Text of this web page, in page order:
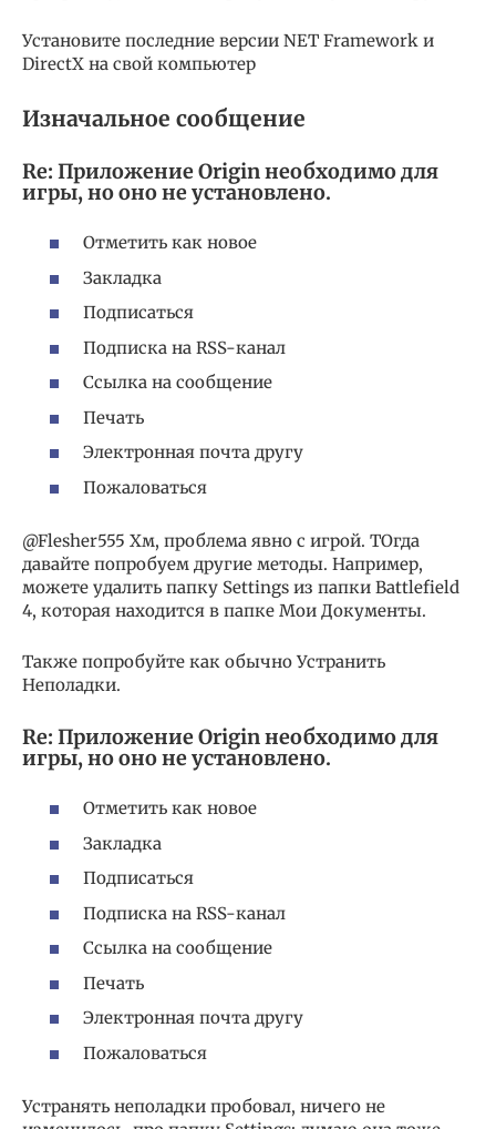
Установите последние версии NET Framework и
DirectX на свой компьютер
Изначальное сообщение
Re: Приложение Origin необходимо для
игры, но оно не установлено.
Отметить как новое
Закладка
Подписаться
Подписка на RSS-канал
Ссылка на сообщение
Печать
Электронная почта другу
Пожаловаться
@Flesher555 Хм, проблема явно с игрой. ТОгда
давайте попробуем другие методы. Например,
можете удалить папку Settings из папки Battlefield
4, которая находится в папке Мои Документы.
Также попробуйте как обычно Устранить
Неполадки.
Re: Приложение Origin необходимо для
игры, но оно не установлено.
Отметить как новое
Закладка
Подписаться
Подписка на RSS-канал
Ссылка на сообщение
Печать
Электронная почта другу
Пожаловаться
Устранять неполадки пробовал, ничего не